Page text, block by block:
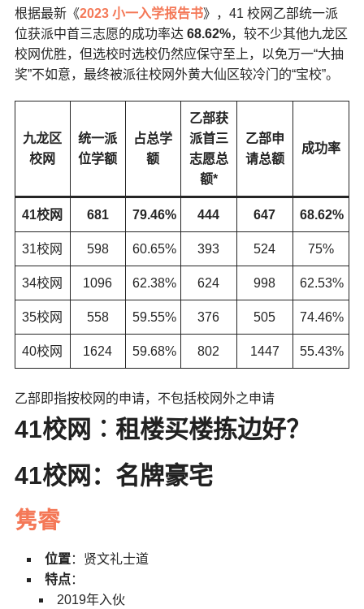
根据最新《2023 小一入学报告书》，41 校网乙部统一派
位获派中首三志愿的成功率达 68.62%，较不少其他九龙区
校网优胜，但选校时选校仍然应保守至上，以免万一“大抽
奖”不如意，最终被派往校网外黄大仙区较冷门的“宝校”。
九龙区
校网
统一派
位学额
占总学
额
乙部获
派首三
志愿总
额*
乙部申
请总额
成功率
41校网 681 79.46% 444 647 68.62%
31校网 598 60.65% 393 524 75%
34校网 1096 62.38% 624 998 62.53%
35校网 558 59.55% 376 505 74.46%
40校网 1624 59.68% 802 1447 55.43%
乙部即指按校网的申请，不包括校网外之申请
41校网︰租楼买楼拣边好？
41校网：名牌豪宅
隽睿
位置：贤文礼士道
特点：
2019年入伙